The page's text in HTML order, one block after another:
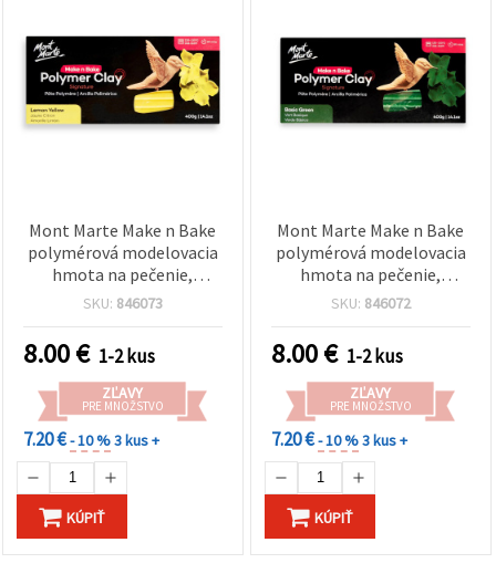
Mont Marte Make n Bake
polymérová modelovacia
hmota na pečenie,
citrónovo žltá, 400 g
SKU: 846073
8.00€ 1-2 kus
ZĽAVY
PRE MNOŽSTVO
7.20 €- 10 %3 kus +
KÚPIŤ
Mont Marte Make n Bake
polymérová modelovacia
hmota na pečenie,
základná zelená, 400 g
SKU: 846072
8.00€ 1-2 kus
ZĽAVY
PRE MNOŽSTVO
7.20 €- 10 %3 kus +
KÚPIŤ